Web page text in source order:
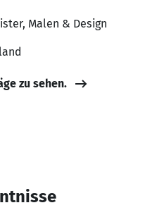
Malen & Design
zu sehen.